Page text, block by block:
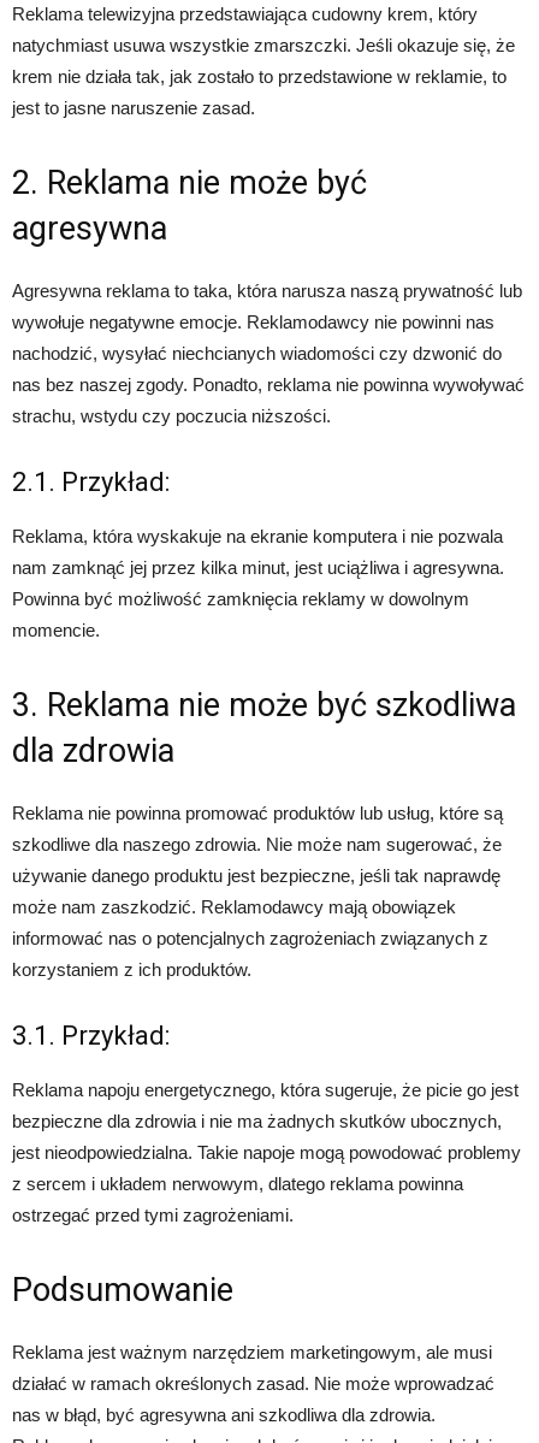
Reklama telewizyjna przedstawiająca cudowny krem, który
natychmiast usuwa wszystkie zmarszczki. Jeśli okazuje się, że
krem nie działa tak, jak zostało to przedstawione w reklamie, to
jest to jasne naruszenie zasad.
2. Reklama nie może być
agresywna
Agresywna reklama to taka, która narusza naszą prywatność lub
wywołuje negatywne emocje. Reklamodawcy nie powinni nas
nachodzić, wysyłać niechcianych wiadomości czy dzwonić do
nas bez naszej zgody. Ponadto, reklama nie powinna wywoływać
strachu, wstydu czy poczucia niższości.
2.1. Przykład:
Reklama, która wyskakuje na ekranie komputera i nie pozwala
nam zamknąć jej przez kilka minut, jest uciążliwa i agresywna.
Powinna być możliwość zamknięcia reklamy w dowolnym
momencie.
3. Reklama nie może być szkodliwa
dla zdrowia
Reklama nie powinna promować produktów lub usług, które są
szkodliwe dla naszego zdrowia. Nie może nam sugerować, że
używanie danego produktu jest bezpieczne, jeśli tak naprawdę
może nam zaszkodzić. Reklamodawcy mają obowiązek
informować nas o potencjalnych zagrożeniach związanych z
korzystaniem z ich produktów.
3.1. Przykład:
Reklama napoju energetycznego, która sugeruje, że picie go jest
bezpieczne dla zdrowia i nie ma żadnych skutków ubocznych,
jest nieodpowiedzialna. Takie napoje mogą powodować problemy
z sercem i układem nerwowym, dlatego reklama powinna
ostrzegać przed tymi zagrożeniami.
Podsumowanie
Reklama jest ważnym narzędziem marketingowym, ale musi
działać w ramach określonych zasad. Nie może wprowadzać
nas w błąd, być agresywna ani szkodliwa dla zdrowia.